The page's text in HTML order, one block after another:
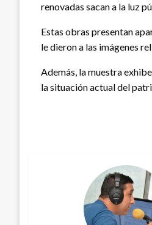
renovadas sacan a la luz
Estas obras presentan
le dieron a las imágenes
Además, la muestra
la situación actual del